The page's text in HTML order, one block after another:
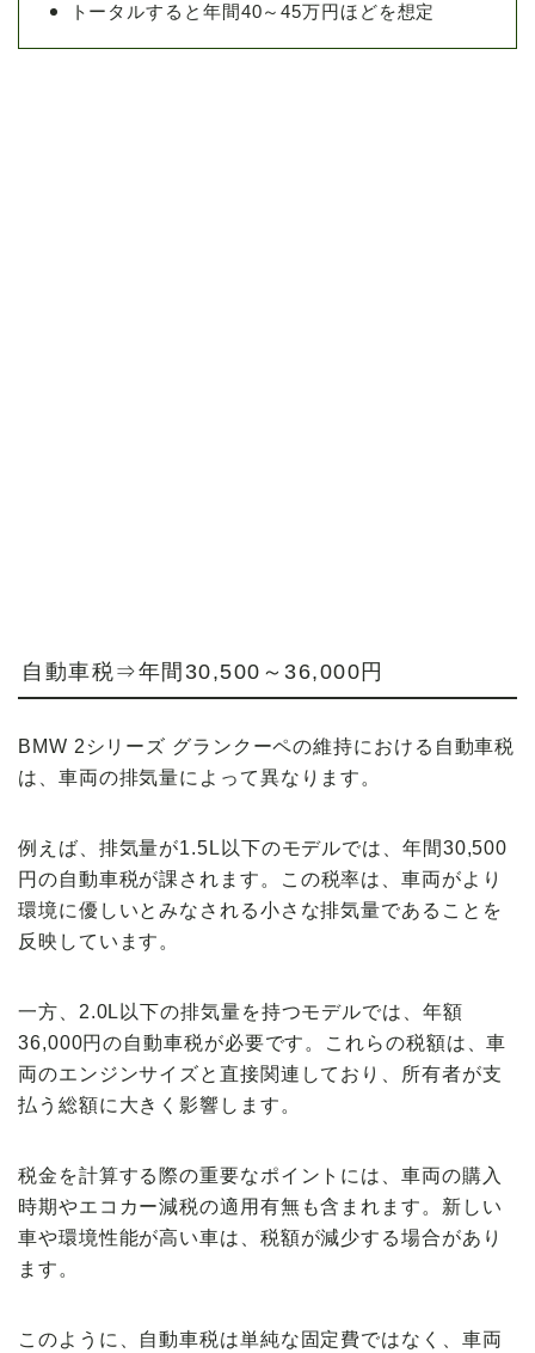
トータルすると年間40～45万円ほどを想定
自動車税⇒年間30,500～36,000円
BMW 2シリーズ グランクーペの維持における自動車税
は、車両の排気量によって異なります。
例えば、 排気量が1.5L以下のモデルでは、年間30,500
円 の自動車税が課されます。この税率は、車両がより
環境に優しいとみなされる小さな排気量であることを
反映しています。
一方、 2.0L以下の排気量を持つモデルでは、年額
36,000円の自動車税が必要です。これらの税額は、車
両のエンジンサイズと直接関連しており、所有者が支
払う総額に大きく影響します。
税金を計算する際の重要なポイントには、車両の購入
時期やエコカー減税の適用有無も含まれます。新しい
車や環境性能が高い車は、税額が減少する場合があり
ます。
このように、自動車税は単純な固定費ではなく、車両